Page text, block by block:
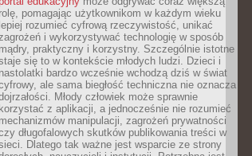
rolę, pomagając użytkownikom w każdym wieku
lepiej rozumieć cyfrową rzeczywistość, unikać
i wykorzystywać technologię w sposób
mądry, praktyczny i korzystny. Szczególnie istotne
się to w kontekście młodych ludzi. Dzieci i
nastolatki bardzo wcześnie wchodzą dziś w świat
ale sama biegłość techniczna nie oznacza
Młody człowiek może sprawnie
korzystać z aplikacji, a jednocześnie nie rozumieć
mechanizmów manipulacji, zagrożeń prywatności
długofalowych skutków publikowania treści w
Dlatego tak ważne jest wsparcie ze strony